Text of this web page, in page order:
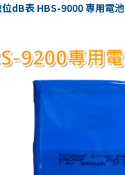
dB表 HBS-9000 專用電池